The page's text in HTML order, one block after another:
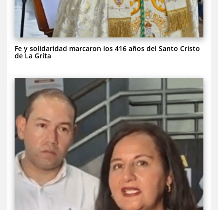
Fe y solidaridad marcaron los 416 años del Santo Cristo
de La Grita